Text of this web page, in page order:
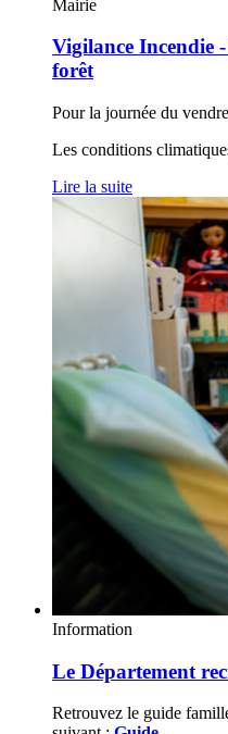
Mairie
Vigilance Incendie
forêt
Pour la journée du
Les conditions
Lire la suite
Le
Département
Information
Le Département
Retrouvez le guide